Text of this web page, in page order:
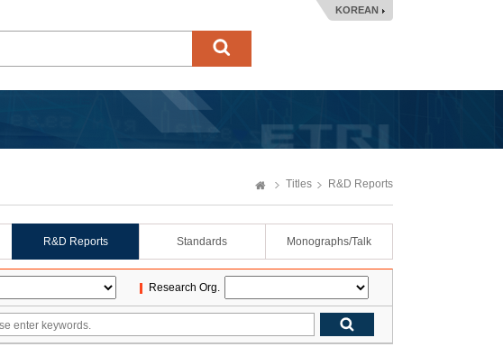
KOREAN
Titles R&D Reports
R&D Reports Standards Monographs/Talk
Research Org.